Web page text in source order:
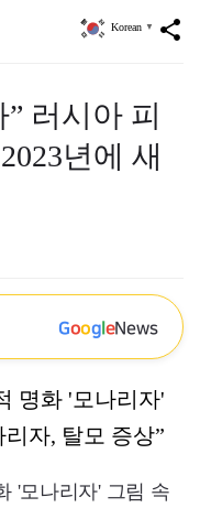
share
Korean ▼
러시아 피
년에 새
GoogleNews
명화 '모나리자'
자, 탈모 증상”
'모나리자' 그림 속